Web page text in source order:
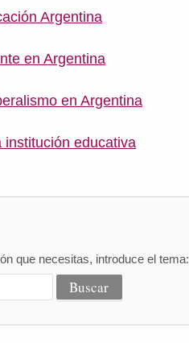
Argentina
en Argentina
en Argentina
institución educativa
que necesitas, introduce el tema: